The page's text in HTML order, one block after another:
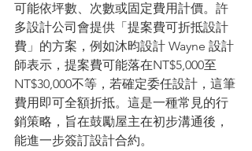
可能依坪數、次數或固定費用計價。許
多設計公司會提供「提案費可折抵設計
費」的方案，例如沐昀設計 Wayne 設計
師表示，提案費可能落在NT$5,000至
NT$30,000不等，若確定委任設計，這筆
費用即可全額折抵。這是一種常見的行
銷策略，旨在鼓勵屋主在初步溝通後，
能進一步簽訂設計合約。